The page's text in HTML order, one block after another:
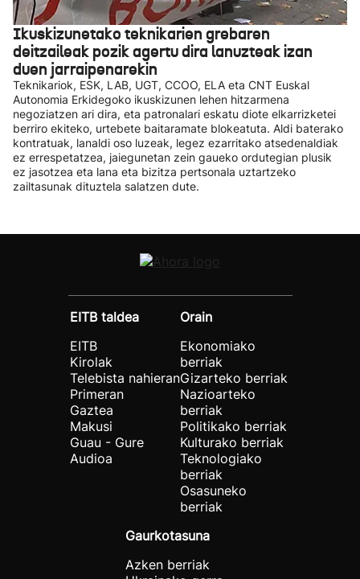
Ikuskizunetako teknikarien grebaren
deitzaileak pozik agertu dira lanuzteak izan
duen jarraipenarekin
Teknikariok, ESK, LAB, UGT, CCOO, ELA eta CNT Euskal
Autonomia Erkidegoko ikuskizunen lehen hitzarmena
negoziatzen ari dira, eta patronalari eskatu diote elkarrizketei
berriro ekiteko, urtebete baitaramate blokeatuta. Aldi baterako
kontratuak, lanaldi oso luzeak, legez ezarritako atsedenaldiak
ez errespetatzea, jaiegunetan zein gaueko ordutegian plusik
ez jasotzea eta lana eta bizitza pertsonala uztartzeko
zailtasunak dituztela salatzen dute.
EITB taldea
EITB
Kirolak
Telebista nahieran
Primeran
Gaztea
Makusi
Guau - Gure
Audioa
Orain
Ekonomiako
berriak
Gizarteko berriak
Nazioarteko
berriak
Politikako berriak
Kulturako berriak
Teknologiako
berriak
Osasuneko
berriak
Gaurkotasuna
Azken berriak